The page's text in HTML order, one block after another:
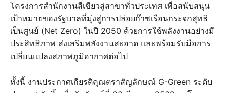
โครงการสำนักงานสีเขียวสู่สาขาทั่วประเทศ เพื่อสนับสนุน
เป้าหมายของรัฐบาลที่มุ่งสู่การปล่อยก๊าซเรือนกระจกสุทธิ
เป็นศูนย์ (Net Zero) ในปี 2050 ด้วยการใช้พลังงานอย่างมี
ประสิทธิภาพ ส่งเสริมพลังงานสะอาด และพร้อมรับมือการ
เปลี่ยนแปลงสภาพภูมิอากาศต่อไป
ทั้งนี้ งานประกาศเกียรติคุณตราสัญลักษณ์ G-Green ระดับ